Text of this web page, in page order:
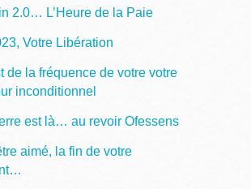
2.0… L’Heure de la Paie
Votre Libération
de la fréquence de votre votre
inconditionnel
est là… au revoir Ofessens
aimé, la fin de votre